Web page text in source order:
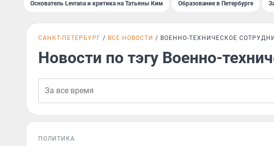
Основатель Levrana и критика на Татьяны Ким Образование в Петербурге
САНКТ-ПЕТЕРБУРГ ВСЕ НОВОСТИ ВОЕННО-ТЕХНИЧЕСКОЕ
Новости по тэгу Военно-
ПОЛИТИКА